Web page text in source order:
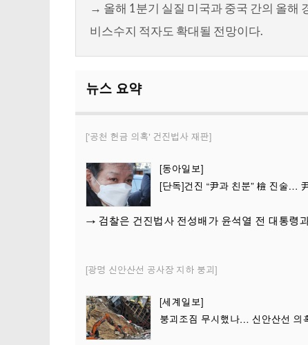
→ 올해 1분기 실질 미국과 중국 간의 올해
비스수지 적자도 확대될 전망이다.